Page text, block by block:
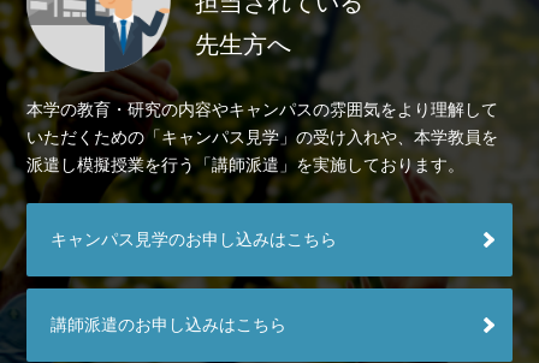
先生方へ
本学の教育・研究の内容やキャンパスの雰囲気をより理解して
いただくための「キャンパス見学」の受け入れや、本学教員を
派遣し模擬授業を行う「講師派遣」を実施しております。
キャンパス見学のお申し込みはこちら
講師派遣のお申し込みはこちら